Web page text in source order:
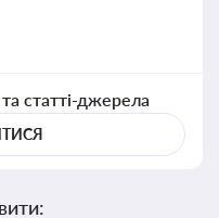
статті-джерела